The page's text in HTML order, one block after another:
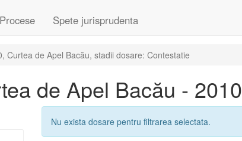
Spete jurisprudenta
Curtea de Apel Bacău, stadii dosare: Contestatie
de Apel Bacău - 2010
Nu exista dosare pentru filtrarea selectata.